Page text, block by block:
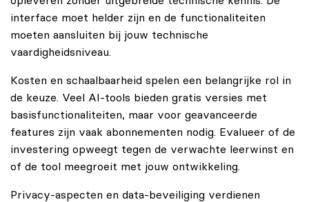
interface moet helder zijn en de functionaliteiten
moeten aansluiten bij jouw technische
vaardigheidsniveau.
Kosten en schaalbaarheid spelen een belangrijke rol in
de keuze. Veel AI-tools bieden gratis versies met
basisfunctionaliteiten, maar voor geavanceerde
features zijn vaak abonnementen nodig. Evalueer of de
investering opweegt tegen de verwachte leerwinst en
of de tool meegroeit met jouw ontwikkeling.
Privacy-aspecten en data-beveiliging verdienen